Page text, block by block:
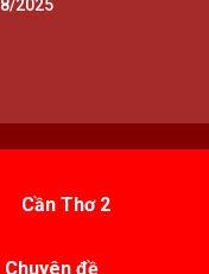
2025
Cần Thơ 2
Chuyên đề